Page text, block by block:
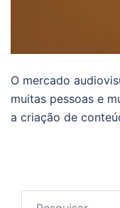
O mercado
muitas pessoas e
a criação de